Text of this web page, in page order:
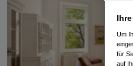
Um
für
auf